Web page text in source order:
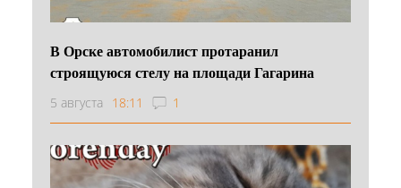
В Орске автомобилист протаранил
строящуюся стелу на площади Гагарина
5 августа 18:11 1